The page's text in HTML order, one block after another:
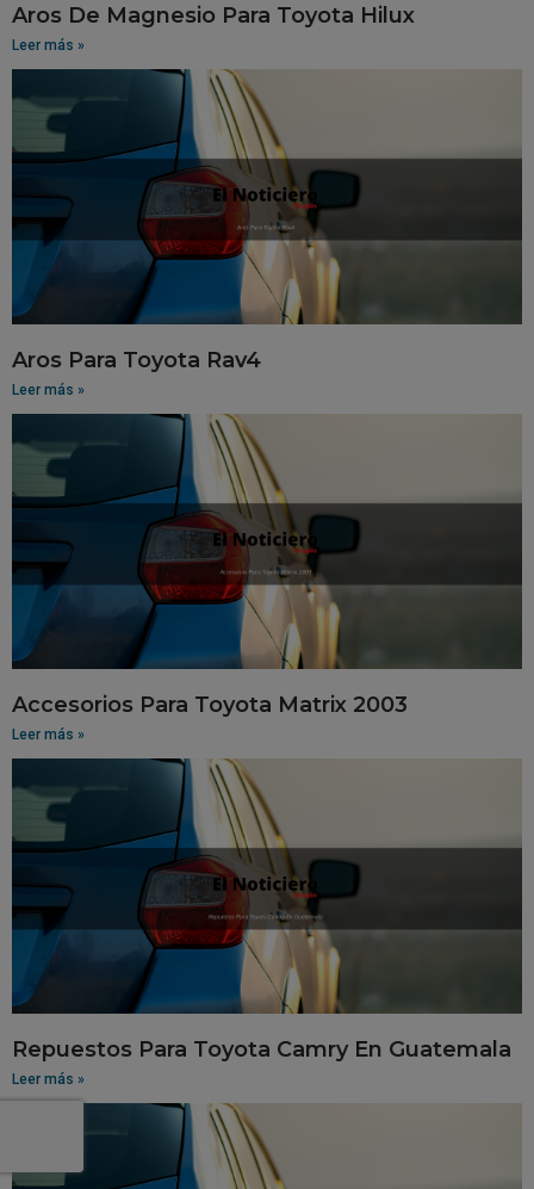
Aros De Magnesio Para Toyota Hilux
Leer más »
Aros Para Toyota Rav4
Leer más »
Accesorios Para Toyota Matrix 2003
Leer más »
Repuestos Para Toyota Camry En Guatemala
Leer más »